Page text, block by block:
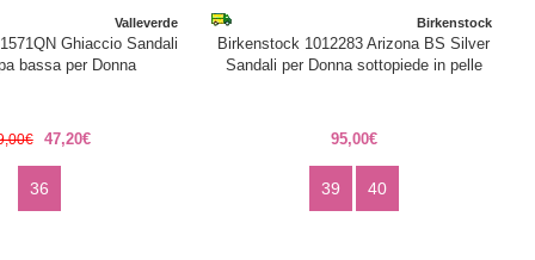
Valleverde
Ghiaccio Sandali
bassa per Donna
47,20€
36
Birkenstock
Birkenstock 1012283 Arizona BS Silver
Sandali per Donna sottopiede in pelle
95,00€
39 40